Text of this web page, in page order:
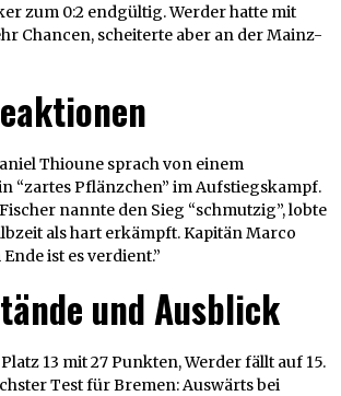
zum 0:2 endgültig. Werder hatte mit
Chancen, scheiterte aber an der Mainz-
Thioune sprach von einem
“zartes Pflänzchen” im Aufstiegskampf.
nannte den Sieg “schmutzig”, lobte
als hart erkämpft. Kapitän Marco
ist es verdient.”
und Ausblick
13 mit 27 Punkten, Werder fällt auf 15.
Test für Bremen: Auswärts bei